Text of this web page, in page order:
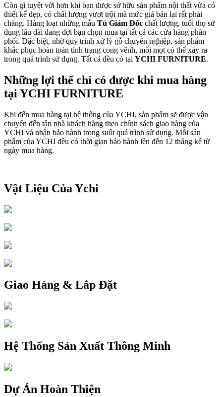
Còn gì tuyệt vời hơn khi bạn được sở hữu sản phẩm nội thất vừa có
thiết kế đẹp, có chất lượng vượt trội mà mức giá bán lại rất phải
chăng. Hàng loạt những mẫu Tủ Giám Đốc chất lượng, tuổi thọ sử
dụng lâu dài đang đợi bạn chọn mua tại tất cả các cửa hàng phân
phối. Đặc biệt, nhờ quy trình xử lý gỗ chuyên nghiệp, sản phẩm
khắc phục hoàn toàn tình trạng cong vênh, mối mọt có thể xảy ra
trong quá trình sử dụng. Tất cả đều có tại YCHI FURNITURE.
Những lợi thế chỉ có được khi mua hàng
tại YCHI FURNITURE
Khi đến mua hàng tại hệ thống của YCHI, sản phẩm sẽ được vận
chuyển đến tận nhà khách hàng theo chính sách giao hàng của
YCHI và nhận bảo hành trong suốt quá trình sử dụng. Mỗi sản
phẩm của YCHI đều có thời gian bảo hành lên đến 12 tháng kể từ
ngày mua hàng.
Vật Liệu Của Ychi
Giao Hàng & Lắp Đặt
Hệ Thống Sản Xuất Thông Minh
Dự Án Hoàn Thiện